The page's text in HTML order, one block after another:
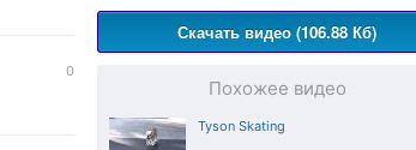
Скачать видео (106.88 Кб)
Похожее видео
Tyson Skating
0